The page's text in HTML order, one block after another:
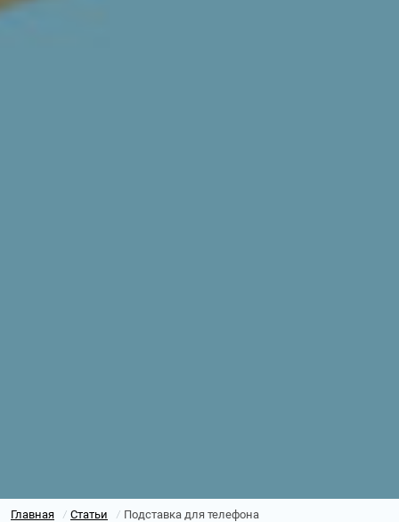
Главная / Статьи / Подставка для телефона